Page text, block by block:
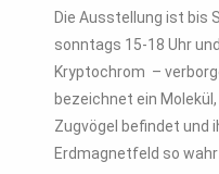
Die Ausstellung ist bis
sonntags 15-18 Uhr
Kryptochrom –
bezeichnet ein
Zugvögel befindet und
Erdmagnetfeld so